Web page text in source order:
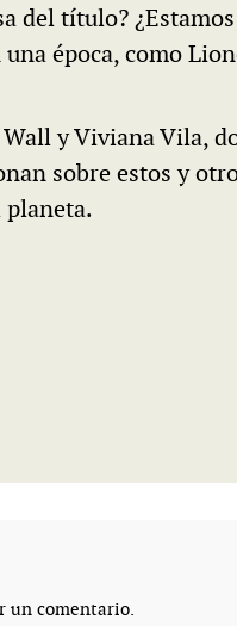
del título?
época, como
y Viviana Vila,
sobre estos y
planeta.
un comentario.